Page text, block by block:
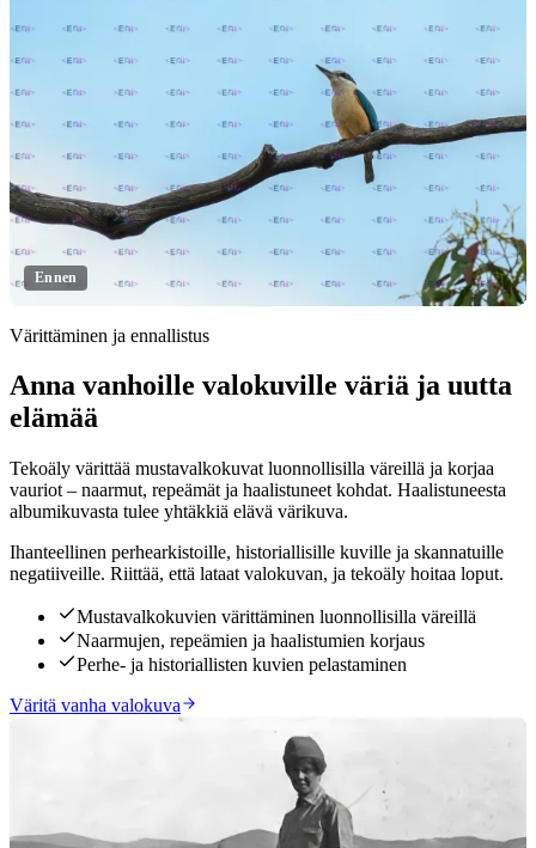
Klikkaa paljastaaksesi
Ennen
Värittäminen ja ennallistus
Anna vanhoille valokuville väriä ja uutta
elämää
Tekoäly värittää mustavalkokuvat luonnollisilla väreillä ja korjaa
vauriot – naarmut, repeämät ja haalistuneet kohdat. Haalistuneesta
albumikuvasta tulee yhtäkkiä elävä värikuva.
Ihanteellinen perhearkistoille, historiallisille kuville ja skannatuille
negatiiveille. Riittää, että lataat valokuvan, ja tekoäly hoitaa loput.
Mustavalkokuvien värittäminen luonnollisilla väreillä
Naarmujen, repeämien ja haalistumien korjaus
Perhe- ja historiallisten kuvien pelastaminen
Väritä vanha valokuva